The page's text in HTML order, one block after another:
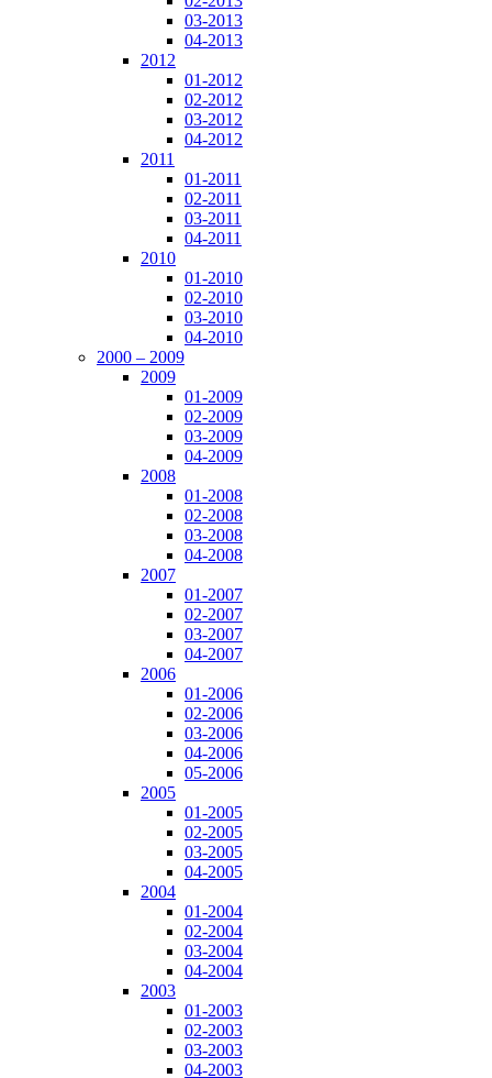
03-2013
04-2013
2012
01-2012
02-2012
03-2012
04-2012
2011
01-2011
02-2011
03-2011
04-2011
2010
01-2010
02-2010
03-2010
04-2010
2000 – 2009
2009
01-2009
02-2009
03-2009
04-2009
2008
01-2008
02-2008
03-2008
04-2008
2007
01-2007
02-2007
03-2007
04-2007
2006
01-2006
02-2006
03-2006
04-2006
05-2006
2005
01-2005
02-2005
03-2005
04-2005
2004
01-2004
02-2004
03-2004
04-2004
2003
01-2003
02-2003
03-2003
04-2003